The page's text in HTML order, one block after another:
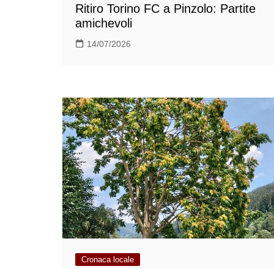
Ritiro Torino FC a Pinzolo: Partite
amichevoli
14/07/2026
Cronaca locale